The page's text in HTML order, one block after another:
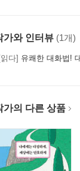
녀에게 무시당하
가와 인터뷰 (1개)
[읽다] 유쾌한 대화법!
가의 다른 상품